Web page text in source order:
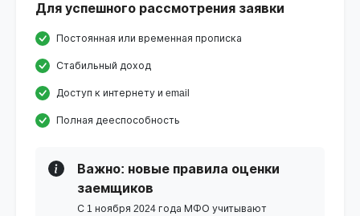
Для успешного рассмотрения заявки
Постоянная или временная прописка
Стабильный доход
Доступ к интернету и email
Полная дееспособность
Важно: новые правила оценки
заемщиков
С 1 ноября 2024 года МФО учитывают